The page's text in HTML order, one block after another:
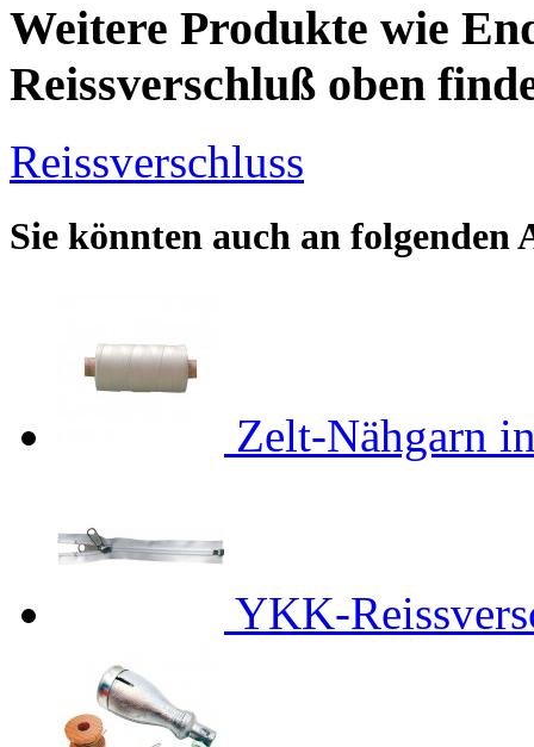
Weitere Produkte wie
Reissverschluß oben
Reissverschluss
Sie könnten auch an
Zelt-Nähgarn
YKK-